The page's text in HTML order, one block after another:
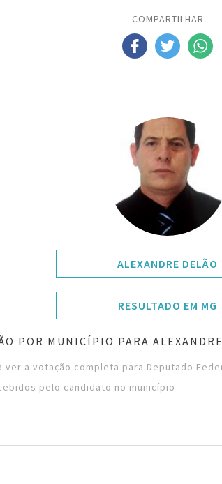
COMPARTILHAR
ALEXANDRE DELÃO
RESULTADO EM MG
POR MUNICÍPIO PARA
ver a votação completa para Deputado
pelo candidato no município